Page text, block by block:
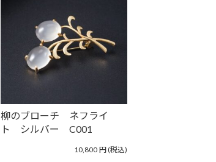
柳のブローチ ネフライ
ト シルバー C001
10,800円(税込)